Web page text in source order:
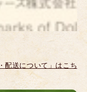
配送について」はこち